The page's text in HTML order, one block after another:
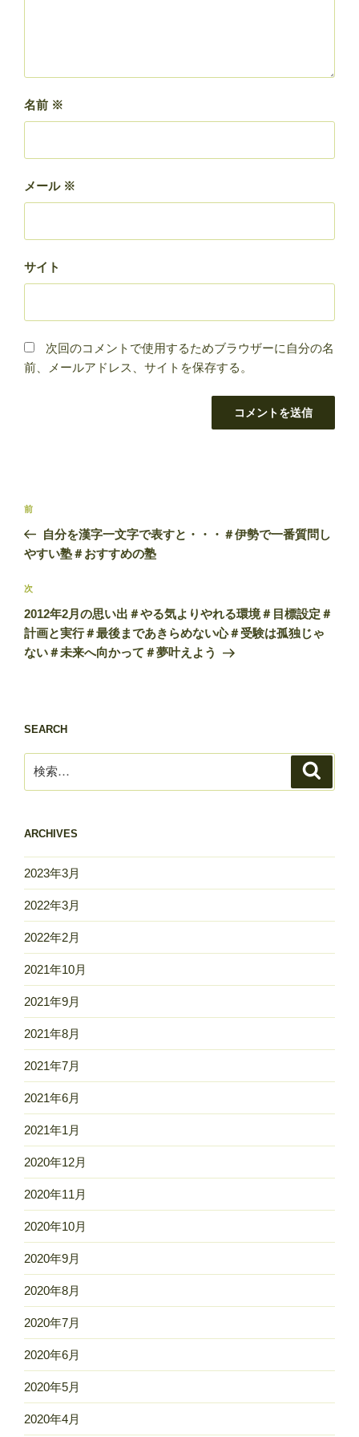
名前 ※
メール ※
サイト
次回のコメントで使用するためブラウザーに自分の名
前、メールアドレス、サイトを保存する。
投
ナ
ゲ
ー
シ
ョ
前
の
投
前
自分を漢字一文字で表すと・・・＃伊勢で一番質問し
やすい塾＃おすすめの塾
次
の
投
稿
次
2012年2月の思い出＃やる気よりやれる環境＃目標設定＃
計画と実行＃最後まであきらめない心＃受験は孤独じゃ
ない＃未来へ向かって＃夢叶えよう
SEARCH
索:
ARCHIVES
2023年3月
2022年3月
2022年2月
2021年10月
2021年9月
2021年8月
2021年7月
2021年6月
2021年1月
2020年12月
2020年11月
2020年10月
2020年9月
2020年8月
2020年7月
2020年6月
2020年5月
2020年4月